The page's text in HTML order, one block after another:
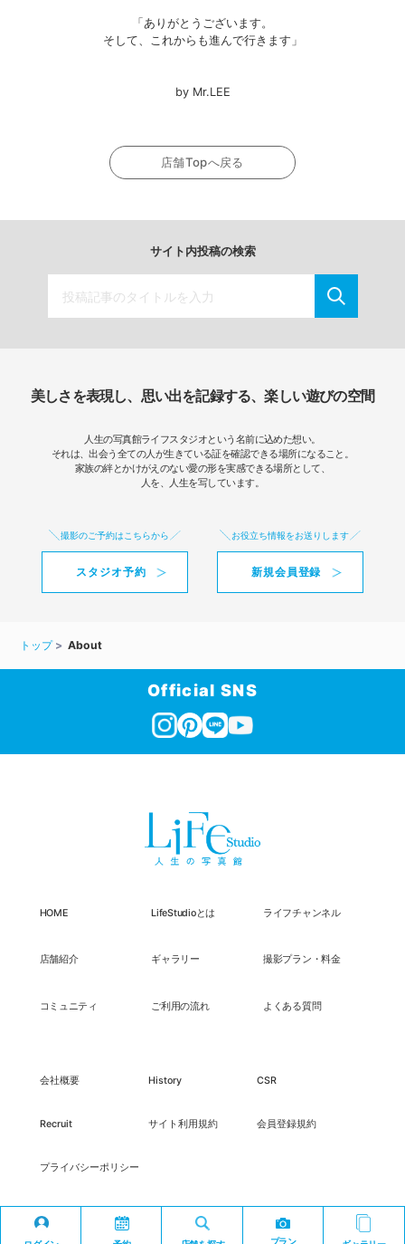
プラン
「ありがとうございます。
そして、これからも進んで行きます」
by Mr.LEE
店舗Topへ戻る
サイト内投稿の検索
美しさを表現し、思い出を記録する、楽しい遊びの空間
人生の写真館ライフスタジオという名前に込めた想い。
それは、出会う全ての人が生きている証を確認できる場所になること。
家族の絆とかけがえのない愛の形を実感できる場所として、
人を、人生を写しています。
撮影のご予約はこちらから
スタジオ予約
お役立ち情報をお送りします
新規会員登録
トップ About
Official SNS
HOME LifeStudioとは ライフチャンネル
店舗紹介 ギャラリー 撮影プラン・料金
コミュニティ ご利用の流れ よくある質問
会社概要 History CSR
Recruit サイト利用規約 会員登録規約
プライバシーポリシー